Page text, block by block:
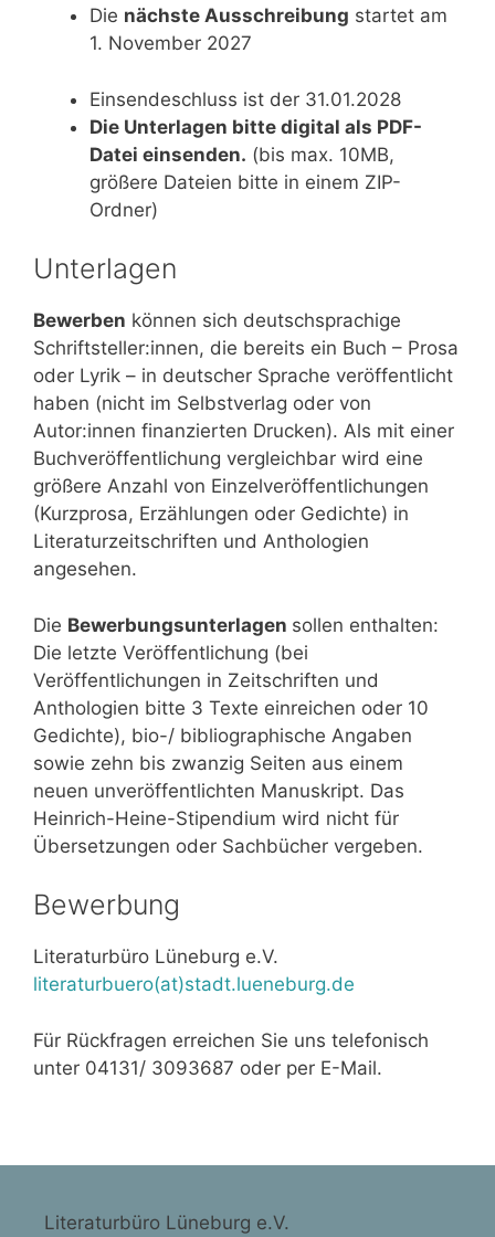
Die nächste Ausschreibung startet am
1. November 2027
Einsendeschluss ist der 31.01.2028
Die Unterlagen bitte digital als PDF-
Datei einsenden. (bis max. 10MB,
größere Dateien bitte in einem ZIP-
Ordner)
Unterlagen
Bewerben können sich deutschsprachige
Schriftsteller:innen, die bereits ein Buch – Prosa
oder Lyrik – in deutscher Sprache veröffentlicht
haben (nicht im Selbstverlag oder von
Autor:innen finanzierten Drucken). Als mit einer
Buchveröffentlichung vergleichbar wird eine
größere Anzahl von Einzelveröffentlichungen
(Kurzprosa, Erzählungen oder Gedichte) in
Literaturzeitschriften und Anthologien
angesehen.
Die Bewer­bungsunterlagen sollen enthalten:
Die letzte Veröffentlichung (bei
Veröffentlichungen in Zeitschriften und
Anthologien bitte 3 Texte einreichen oder 10
Gedichte), bio-/ biblio­graphische Angaben
sowie zehn bis zwanzig Seiten aus einem
neuen unveröffentlichten Manuskript. Das
Heinrich-Heine-Stipendium wird nicht für
Übersetzungen oder Sachbücher vergeben.
Bewerbung
Literaturbüro Lüneburg e.V.
literaturbuero(at)stadt.lueneburg.de
Für Rückfragen erreichen Sie uns telefonisch
unter 04131/ 3093687 oder per E-Mail.
Literaturbüro Lüneburg e.V.